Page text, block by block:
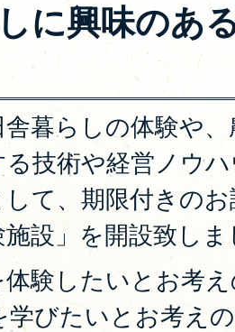
に興味のあ
暮らしの体験や
技術や経営ノウ
て、期限付きの
設」を開設致し
験したいとお考
びたいとお考え